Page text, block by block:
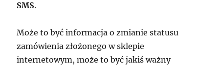
SMS.
Może to być informacja o zmianie statusu
zamówienia złożonego w sklepie
internetowym, może to być jakiś ważny